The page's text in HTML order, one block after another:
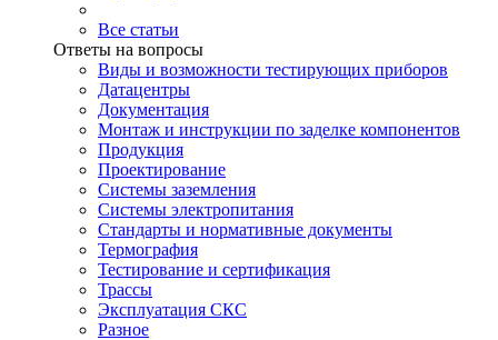
Все статьи
Ответы на вопросы
Виды и возможности тестирующих приборов
Датацентры
Документация
Монтаж и инструкции по заделке компонентов
Продукция
Проектирование
Системы заземления
Системы электропитания
Стандарты и нормативные документы
Термография
Тестирование и сертификация
Трассы
Эксплуатация СКС
Разное